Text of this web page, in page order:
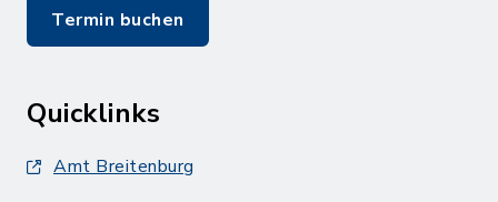
Termin buchen
Quicklinks
Amt Breitenburg